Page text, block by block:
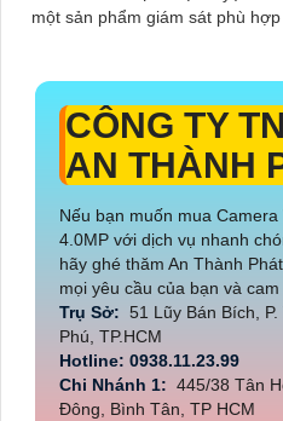
một sản phẩm giám sát phù
CÔNG TY
AN THÀNH
Nếu bạn muốn mua Camera
4.0MP với dịch vụ nhanh
hãy ghé thăm An Thành
mọi yêu cầu của bạn và
Trụ Sở: 51 Lũy Bán Bích,
Phú, TP.HCM
Hotline: 0938.11.23.99
Chi Nhánh 1: 445/38 Tân
Đông, Bình Tân, TP HCM